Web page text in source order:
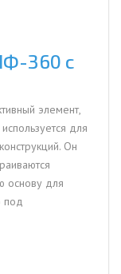
360 с
элемент,
для
Он
основу для
под